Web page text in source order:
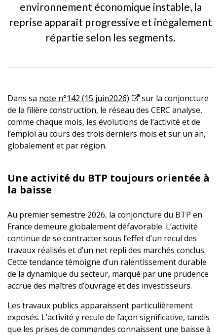
environnement économique instable, la
reprise apparaît progressive et inégalement
répartie selon les segments.
Dans sa note n°142 (15 juin2026)
sur la conjoncture
de la filière construction, le réseau des CERC analyse,
comme chaque mois, les évolutions de l’activité et de
l’emploi au cours des trois derniers mois et sur un an,
globalement et par région.
Une activité du BTP toujours orientée à
la baisse
Au premier semestre 2026, la conjoncture du BTP en
France demeure globalement défavorable. L’activité
continue de se contracter sous l’effet d’un recul des
travaux réalisés et d’un net repli des marchés conclus.
Cette tendance témoigne d’un ralentissement durable
de la dynamique du secteur, marqué par une prudence
accrue des maîtres d’ouvrage et des investisseurs.
Les travaux publics apparaissent particulièrement
exposés. L’activité y recule de façon significative, tandis
que les prises de commandes connaissent une baisse à